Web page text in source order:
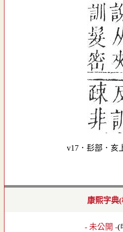
v17．髟部．亥
康熙字典
- 未公開 -(